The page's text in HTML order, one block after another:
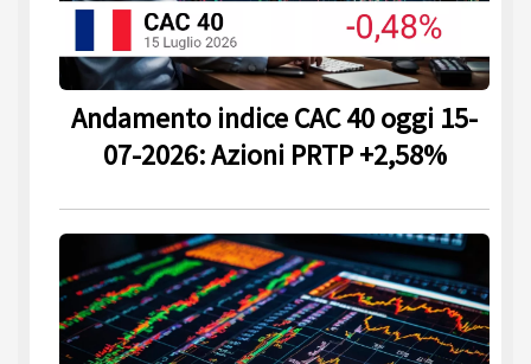
Andamento indice CAC 40 oggi 15-
07-2026: Azioni PRTP +2,58%